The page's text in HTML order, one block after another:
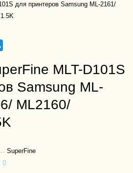
для принтеров Samsung ML-2161/
MLT-D101S
Samsung ML-
ML2160/
SuperFine